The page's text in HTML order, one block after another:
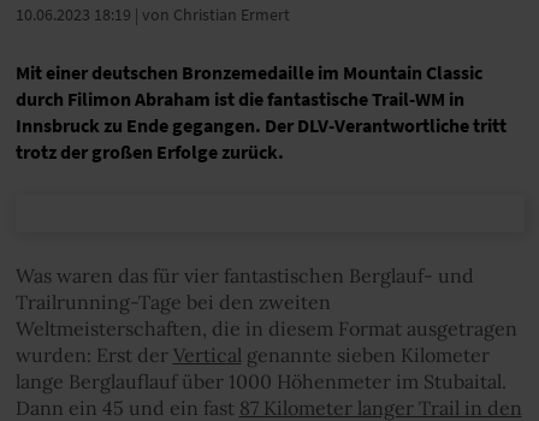
10.06.2023 18:19 | von Christian Ermert
Mit einer deutschen Bronzemedaille im Mountain Classic
durch Filimon Abraham ist die fantastische Trail-WM in
Innsbruck zu Ende gegangen. Der DLV-Verantwortliche tritt
trotz der großen Erfolge zurück.
Was waren das für vier fantastischen Berglauf- und
Trailrunning-Tage bei den zweiten
Weltmeisterschaften, die in diesem Format ausgetragen
wurden: Erst der Vertical genannte sieben Kilometer
lange Berglauflauf über 1000 Höhenmeter im Stubaital.
Dann ein 45 und ein fast 87 Kilometer langer Trail in den